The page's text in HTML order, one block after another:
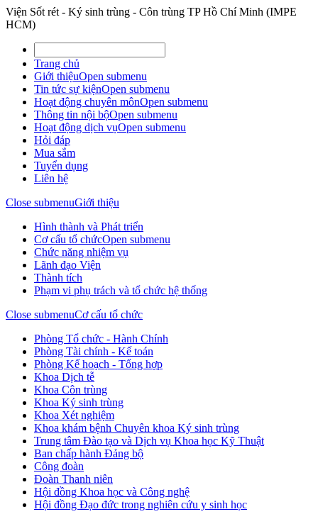
Viện Sốt rét - Ký sinh trùng - Côn trùng TP Hồ Chí Minh (IMPE
HCM)
Trang chủ
Giới thiệuOpen submenu
Tin tức sự kiệnOpen submenu
Hoạt động chuyên mônOpen submenu
Thông tin nội bộOpen submenu
Hoạt động dịch vụOpen submenu
Hỏi đáp
Mua sắm
Tuyển dụng
Liên hệ
Close submenuGiới thiệu
Hình thành và Phát triển
Cơ cấu tổ chứcOpen submenu
Chức năng nhiệm vụ
Lãnh đạo Viện
Thành tích
Phạm vi phụ trách và tổ chức hệ thống
Close submenuCơ cấu tổ chức
Phòng Tổ chức - Hành Chính
Phòng Tài chính - Kế toán
Phòng Kế hoạch - Tổng hợp
Khoa Dịch tễ
Khoa Côn trùng
Khoa Ký sinh trùng
Khoa Xét nghiệm
Khoa khám bệnh Chuyên khoa Ký sinh trùng
Trung tâm Đào tạo và Dịch vụ Khoa học Kỹ Thuật
Ban chấp hành Đảng bộ
Công đoàn
Đoàn Thanh niên
Hội đồng Khoa học và Công nghệ
Hội đồng Đạo đức trong nghiên cứu y sinh học